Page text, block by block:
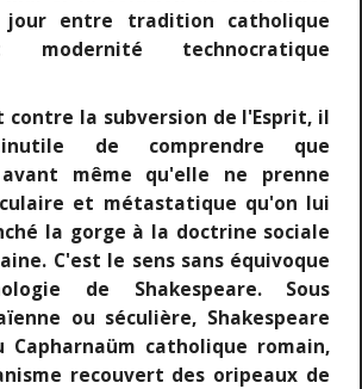
entre tradition catholique
technocratique
contre la subversion de l'Esprit, il
de comprendre que
avant même qu'elle ne prenne
et métastatique qu'on lui
la gorge à la doctrine sociale
C'est le sens sans équivoque
de Shakespeare. Sous
ou séculière, Shakespeare
catholique romain,
recouvert des oripeaux de